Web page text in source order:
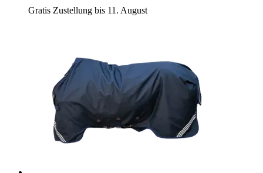
Gratis Zustellung bis 11. August